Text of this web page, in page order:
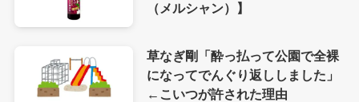
（メルシャン）】
草なぎ剛「酔っ払って公園で全裸
になってでんぐり返ししました」
←こいつが許された理由